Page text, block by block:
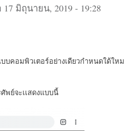
17 มิถุนายน, 2019 - 19:28
บคอมพิวเตอร์อย่างเดียวกำหนดใด้ใหม
ศัพย์จะเเสดงแบบนี้